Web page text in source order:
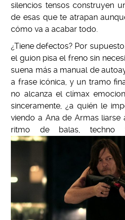
silencios tensos construyen
de esas que te atrapan
cómo va a acabar todo.
¿Tiene defectos? Por
el guion pisa el freno sin
suena más a manual de
a frase icónica, y un tramo
no alcanza el clímax
sinceramente, ¿a quién le
viendo a Ana de Armas
ritmo de balas, techno